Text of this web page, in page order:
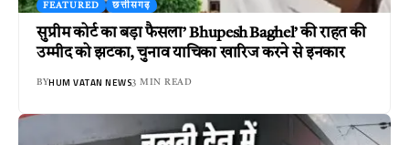
FEATURED छत्तीसगढ़
सुप्रीम कोर्ट का बड़ा फैसला’ Bhupesh Baghel’ की राहत की
उम्मीद को झटका, चुनाव याचिका खारिज करने से इनकार
BYHUM VATAN NEWS3 MIN READ